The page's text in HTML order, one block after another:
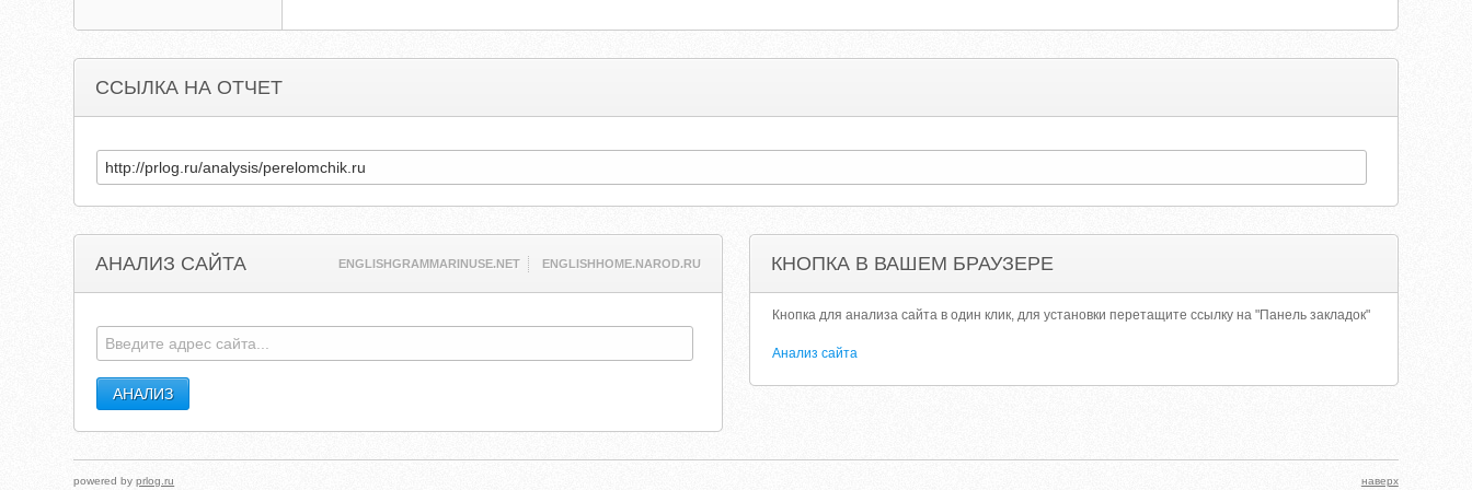
ССЫЛКА НА ОТЧЕТ
АНАЛИЗ САЙТА ENGLISHGRAMMARINUSE.NET ENGLISHHOME.NAROD.RU КНОПКА В ВАШЕМ БРАУЗЕРЕ
Кнопка для анализа сайта в один клик, для установки перетащите ссылку на "Панель закладок"
Анализ сайта
powered byprlog.ru наверх